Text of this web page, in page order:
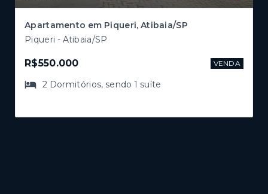
Apartamento em Piqueri, Atibaia/SP
Piqueri - Atibaia/SP
R$550.000 VENDA
2 Dormitórios, sendo1 suíte